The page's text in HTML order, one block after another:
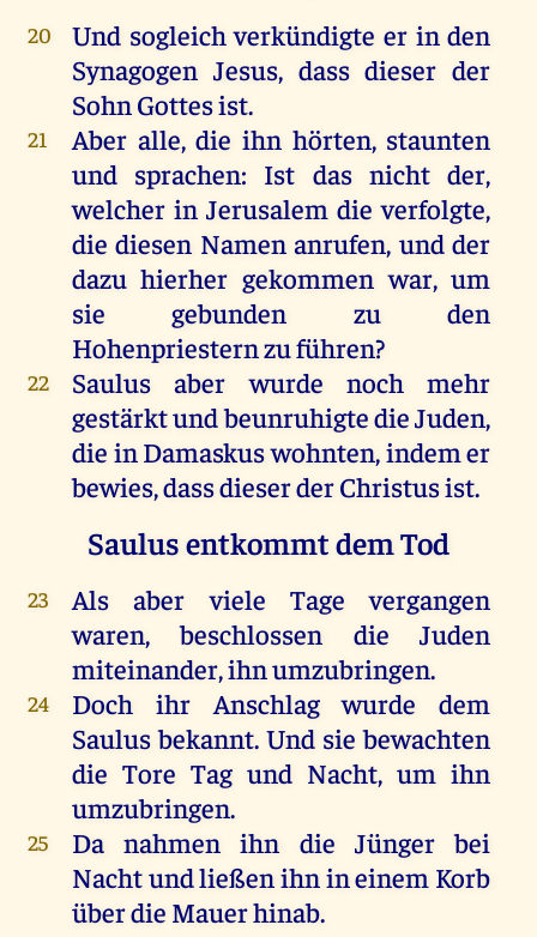
20 Undsogleichverkündigte er in den
Synagogen Jesus, dassdieser der
SohnGottesist.
21 Aber alle,die ihn hörten, staunten
und sprachen: Ist das nicht der,
welcher in Jerusalem die verfolgte,
die diesen Namen anrufen, und der
dazu hierher gekommen war,um
sie
gebunden zu
den
Hohenpriesternzuführen?
22 Saulus aber wurde noch
mehr
gestärktundbeunruhigtedieJuden,
die inDamaskuswohnten,indemer
bewies, dassdieserderChristusist.
Saulus entkommt dem Tod
23 Als aber viele Tage
vergangen
waren,beschlossen die
Juden
miteinander,ihnumzubringen.
24 Doch ihr Anschlag wurde
dem
Saulus bekannt. Und sie bewachten
die Tore Tag und Nacht,um ihn
umzubringen.
25 Da nahmen ihn die Jünger bei
Nachtundließenihnineinem Korb
überdie Mauerhinab.